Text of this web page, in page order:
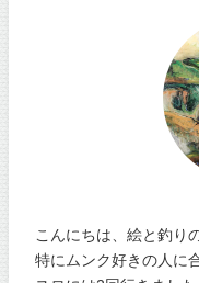
こんにちは、絵と釣り
特にムンク好きの人に